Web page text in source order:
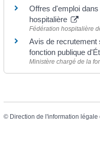
Offres d'emploi
hospitalière
Fédération hospitalière
Avis de recrutement
fonction publique
Ministère chargé de la
© Direction de l'information légale